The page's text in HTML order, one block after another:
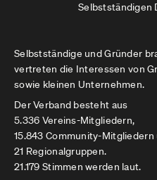
Selbstständigen
Selbstständige und Gründer
vertreten die Interessen von
sowie kleinen Unternehmen.
Der Verband besteht aus
5.336 Vereins-Mitgliedern,
15.843 Community-Mitgliedern
21 Regionalgruppen.
21.179 Stimmen werden laut.